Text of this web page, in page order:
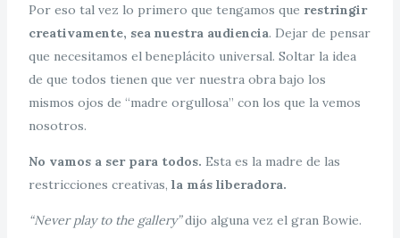
Por eso tal vez lo primero que tengamos que restringir
creativamente, sea nuestra audiencia. Dejar de pensar
que necesitamos el beneplácito universal. Soltar la idea
de que todos tienen que ver nuestra obra bajo los
mismos ojos de “madre orgullosa” con los que la vemos
nosotros.
No vamos a ser para todos. Esta es la madre de las
restricciones creativas, la más liberadora.
“Never play to the gallery”dijo alguna vez el gran Bowie.